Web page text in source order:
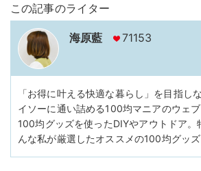
この記事のライター
海原藍 71153
「お得に叶える快適な暮らし」を目指し
イソーに通い詰める100均マニアのウェ
100均グッズを使ったDIYやアウトドア。
んな私が厳選したオススメの100均グッ